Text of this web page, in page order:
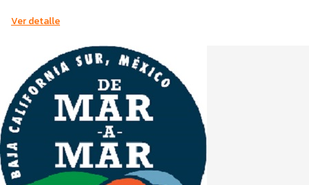
Ver detalle